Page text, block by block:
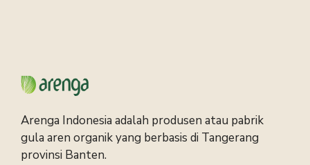
Arenga Indonesia adalah produsen atau pabrik
gula aren organik yang berbasis di Tangerang
provinsi Banten.